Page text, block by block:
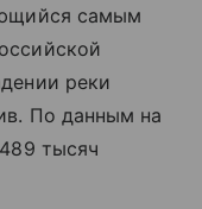
самым
реки
По данным на
тысяч